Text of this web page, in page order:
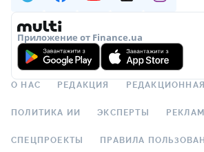
Приложение от Finance.ua
О НАС РЕДАКЦИЯ
ПОЛИТИКА ИИ ЭКСПЕРТЫ
СПЕЦПРОЕКТЫ ПРАВИЛА